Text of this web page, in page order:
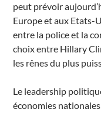
peut prévoir
Europe et aux Etats-
entre la police et la
choix entre Hillary
les rênes du plus
Le leadership
économies